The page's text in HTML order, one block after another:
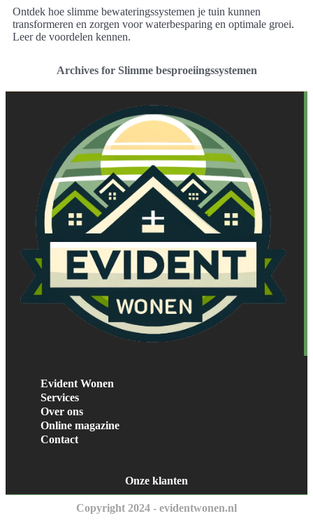
Ontdek hoe slimme bewateringssystemen je tuin kunnen
transformeren en zorgen voor waterbesparing en optimale groei.
Leer de voordelen kennen.
Archives for Slimme besproeiingssystemen
Evident Wonen
Services
Over ons
Online magazine
Contact
Onze klanten
Copyright 2024 - evidentwonen.nl